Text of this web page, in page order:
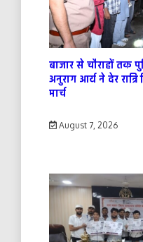
बाजार से चौराहों तक
अनुराग आर्य ने देर
मार्च
August 7, 2026